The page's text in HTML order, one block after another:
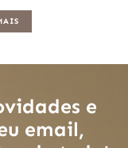
e
email,